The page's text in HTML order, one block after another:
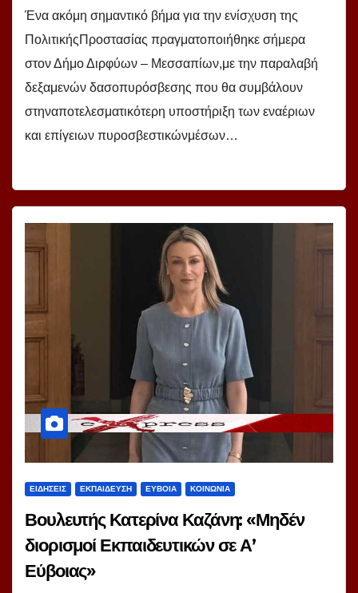
Ένα ακόμη σημαντικό βήμα για την ενίσχυση της
ΠολιτικήςΠροστασίας πραγματοποιήθηκε σήμερα
στον Δήμο Διρφύων – Μεσσαπίων,με την παραλαβή
δεξαμενών δασοπυρόσβεσης που θα συμβάλουν
στηναποτελεσματικότερη υποστήριξη των εναέριων
και επίγειων πυροσβεστικώνμέσων…
ΕΙΔΗΣΕΙΣ ΕΚΠΑΙΔΕΥΣΗ ΕΥΒΟΙΑ ΚΟΙΝΩΝΙΑ
Βουλευτής Κατερίνα Καζάνη: «Μηδέν
διορισμοί Εκπαιδευτικών σε Α’
Εύβοιας»